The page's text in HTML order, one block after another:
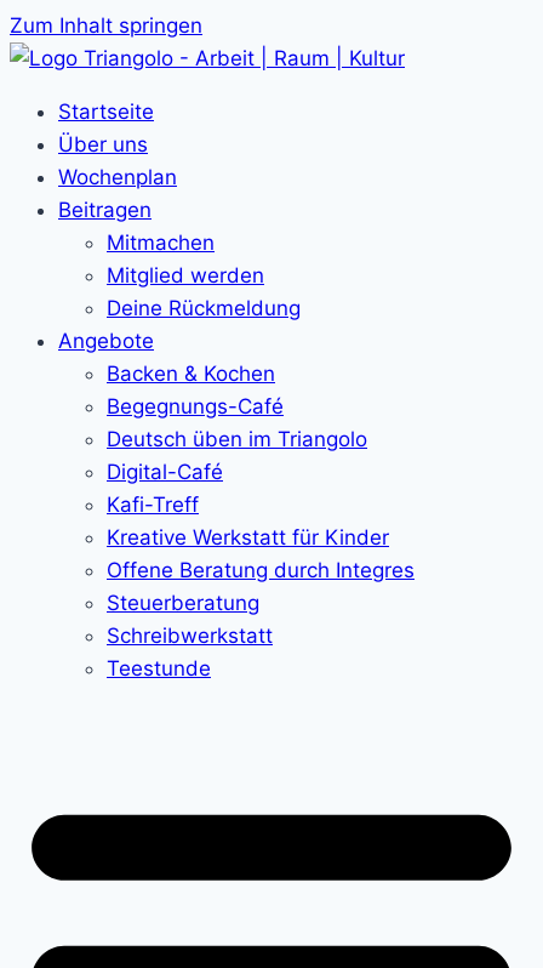
Zum Inhalt springen
Startseite
Über uns
Wochenplan
Beitragen
Mitmachen
Mitglied werden
Deine Rückmeldung
Angebote
Backen & Kochen
Begegnungs-Café
Deutsch üben im Triangolo
Digital-Café
Kafi-Treff
Kreative Werkstatt für Kinder
Offene Beratung durch Integres
Steuerberatung
Schreibwerkstatt
Teestunde